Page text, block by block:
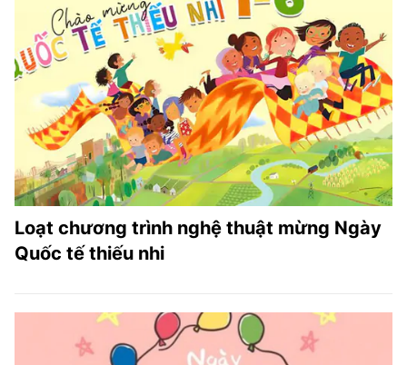
Loạt chương trình nghệ thuật mừng Ngày
Quốc tế thiếu nhi